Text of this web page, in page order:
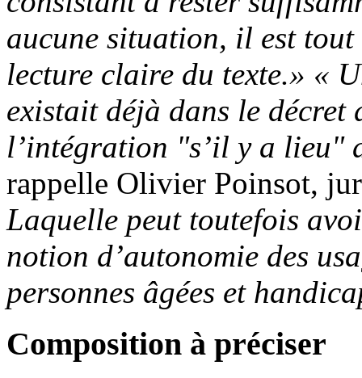
aucune situation, il est
lecture claire du texte.» «
existait déjà dans le décret
l’intégration "s’il y a lieu"
rappelle Olivier Poinsot,
Laquelle peut toutefois
notion d’autonomie des
personnes âgées et
Composition à préciser